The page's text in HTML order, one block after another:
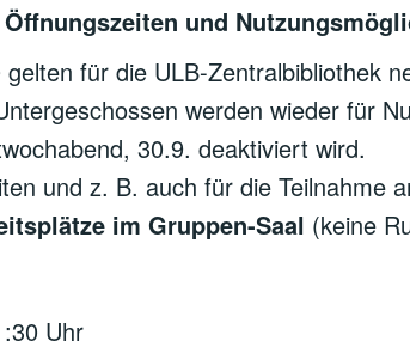
und
für die ULB-Zentralbibliothek
werden wieder für
30.9. deaktiviert wird.
und z. B. auch für die Teilnahme
im Gruppen-Saal (keine
Uhr